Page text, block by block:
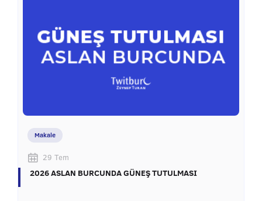
Makale
29 Tem
2026 ASLAN BURCUNDA GÜNEŞ TUTULMASI